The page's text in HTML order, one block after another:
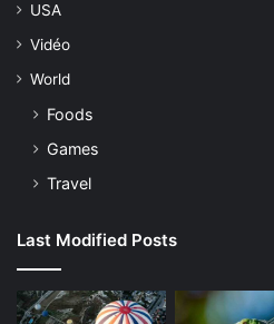
USA
Vidéo
World
Foods
Games
Travel
Last Modified Posts